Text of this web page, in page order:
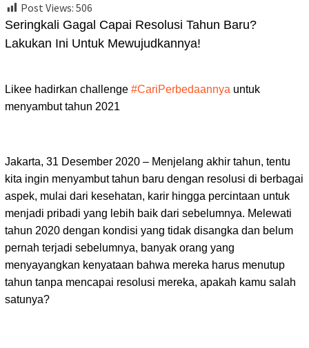
Post Views: 506
Seringkali Gagal Capai Resolusi Tahun Baru?
Lakukan Ini Untuk Mewujudkannya!
Likee hadirkan challenge #CariPerbedaannya untuk
menyambut tahun 2021
Jakarta, 31 Desember 2020 – Menjelang akhir tahun, tentu
kita ingin menyambut tahun baru dengan resolusi di berbagai
aspek, mulai dari kesehatan, karir hingga percintaan untuk
menjadi pribadi yang lebih baik dari sebelumnya. Melewati
tahun 2020 dengan kondisi yang tidak disangka dan belum
pernah terjadi sebelumnya, banyak orang yang
menyayangkan kenyataan bahwa mereka harus menutup
tahun tanpa mencapai resolusi mereka, apakah kamu salah
satunya?